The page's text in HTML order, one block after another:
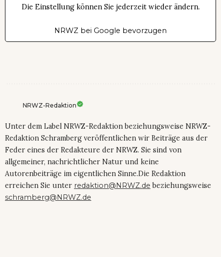
Die Einstellung können Sie jederzeit wieder ändern.
NRWZ bei Google bevorzugen
NRWZ-Redaktion
Unter dem Label NRWZ-Redaktion beziehungsweise NRWZ-
Redaktion Schramberg veröffentlichen wir Beiträge aus der
Feder eines der Redakteure der NRWZ. Sie sind von
allgemeiner, nachrichtlicher Natur und keine
Autorenbeiträge im eigentlichen Sinne.Die Redaktion
erreichen Sie unter redaktion@NRWZ.de beziehungsweise
schramberg@NRWZ.de